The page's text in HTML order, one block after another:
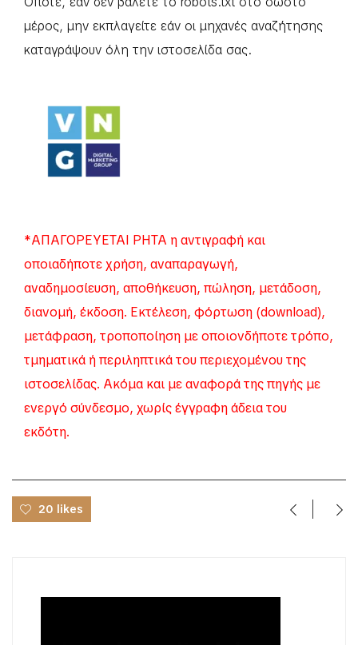
μέρος, μην εκπλαγείτε εάν οι μηχανές αναζήτησης
καταγράψουν όλη την ιστοσελίδα σας.
*ΑΠΑΓΟΡΕΥΕΤΑΙ ΡΗΤΑ η αντιγραφή και
οποιαδήποτε χρήση, αναπαραγωγή,
αναδημοσίευση, αποθήκευση, πώληση, μετάδοση,
διανομή, έκδοση. Εκτέλεση, φόρτωση (download),
μετάφραση, τροποποίηση με οποιονδήποτε τρόπο,
τμηματικά ή περιληπτικά του περιεχομένου της
ιστοσελίδας. Ακόμα και με αναφορά της πηγής με
ενεργό σύνδεσμο, χωρίς έγγραφη άδεια του
εκδότη.
20 likes